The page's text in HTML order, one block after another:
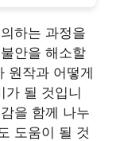
하는 과정을
안을 해소할
원작과 어떻게
가 될 것입니
을 함께 나누
도움이 될 것